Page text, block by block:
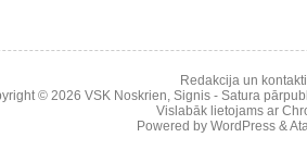
Redakcija un kontakti
© 2026 VSK Noskrien, Signis- Satura
Vislabāk lietojams ar
Powered by WordPress&